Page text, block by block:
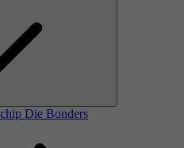
Die Bonders